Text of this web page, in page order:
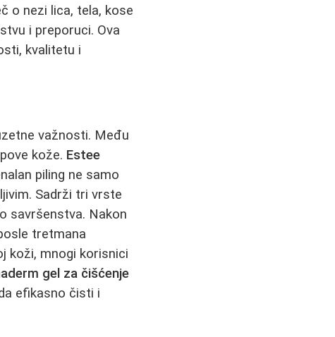
o nezi lica, tela, kose
i preporuci. Ova
kvalitetu i
važnosti. Među
kože. Estee
piling ne samo
Sadrži tri vrste
savršenstva. Nakon
tretmana
koži, mnogi korisnici
gel za čišćenje
efikasno čisti i